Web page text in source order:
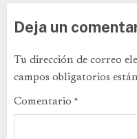
Deja un
Tu dirección de correo
campos obligatorios
Comentario *